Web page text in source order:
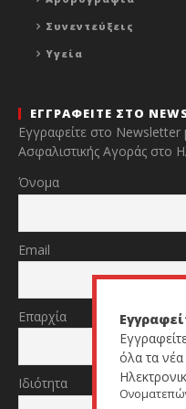
Συνεντεύξεις
Υγεία
ΕΓΓΡΑΦΕΙΤΕ ΣΤΟ
Εγγραφείτε στο Newsletter
Ασφαλιστικής Αγοράς στο
Όνομα
Email
Επαρχία
Ιδιότητα
όλα τα νέα